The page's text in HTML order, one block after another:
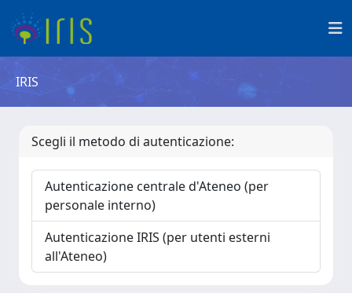
IRIS
Scegli il metodo di autenticazione:
Autenticazione centrale d'Ateneo (per
personale interno)
Autenticazione IRIS (per utenti esterni
all'Ateneo)